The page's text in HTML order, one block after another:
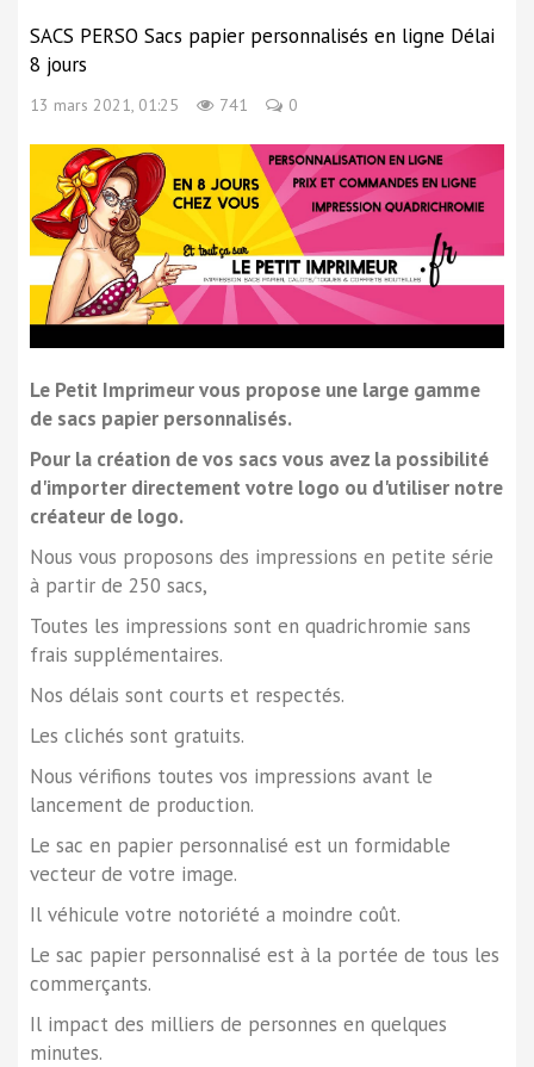
SACS PERSO Sacs papier personnalisés en ligne Délai
8 jours
13 mars 2021, 01:25 741 0
Le Petit Imprimeur vous propose une large gamme
de sacs papier personnalisés.
Pour la création de vos sacs vous avez la possibilité
d'importer directement votre logo ou d'utiliser notre
créateur de logo.
Nous vous proposons des impressions en petite série
à partir de 250 sacs,
Toutes les impressions sont en quadrichromie sans
frais supplémentaires.
Nos délais sont courts et respectés.
Les clichés sont gratuits.
Nous vérifions toutes vos impressions avant le
lancement de production.
Le sac en papier personnalisé est un formidable
vecteur de votre image.
Il véhicule votre notoriété a moindre coût.
Le sac papier personnalisé est à la portée de tous les
commerçants.
Il impact des milliers de personnes en quelques
minutes.